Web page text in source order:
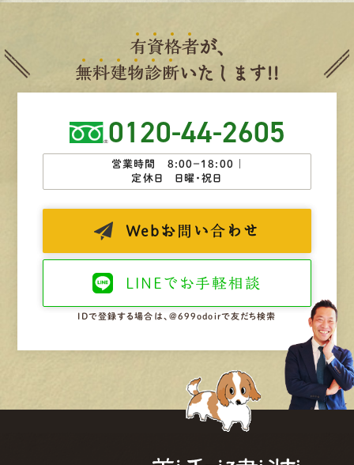
有資格者が、
無料建物診断いたします!!
0120-44-2605
営業時間 8:00−18:00 ｜
定休日 日曜・祝日
Web お問い合わせ
LINEで お手軽相談
IDで登録する場合は、@699odoirで友だち検索